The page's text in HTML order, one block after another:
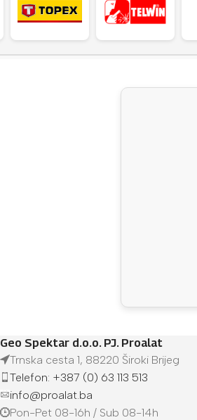
Geo Spektar d.o.o. PJ. Proalat
Trnska cesta 1, 88220 Široki Brijeg
Telefon: +387 (0) 63 113 513
info@proalat.ba
Pon-Pet 08-16h / Sub 08-14h